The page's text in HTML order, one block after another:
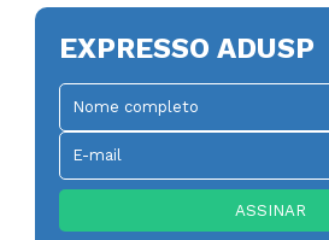
EXPRESSO ADUSP